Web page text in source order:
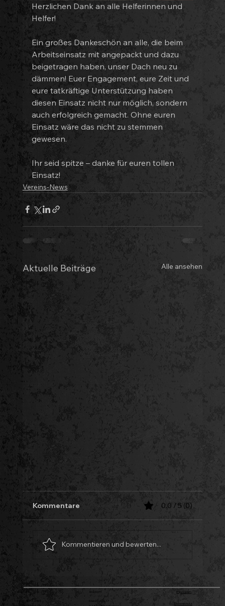
Herzlichen Dank an alle Helferinnen und
Helfer!
Ein großes Dankeschön an alle, die beim
Arbeitseinsatz mit angepackt und dazu
beigetragen haben, unser Dach neu zu
dämmen! Euer Engagement, eure Zeit und
eure tatkräftige Unterstützung haben
diesen Einsatz nicht nur möglich, sondern
auch erfolgreich gemacht. Ohne euren
Einsatz wäre das nicht zu stemmen
gewesen.
Ihr seid spitze – danke für euren tollen
Einsatz!
Vereins-News
Aktuelle Beiträge Alle ansehen
Kommentare 0.0 / 5 (0)
Kommentieren und bewerten...
Kontakt
+49 (0) 6073 4335
Anschrift
Mainstrasse 17
Impressum
Datenschutz